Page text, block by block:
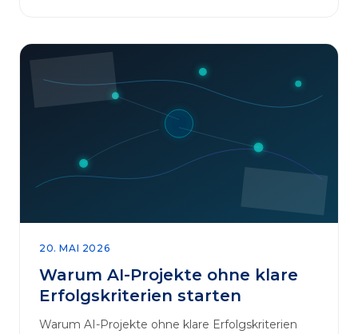
automatisieren oder sich Wettbewerbsvorteile zu
verschaffen. Oftmals liegt der Fokus dabei auf
praxisnahem Handeln: Erfahrungen sammeln,
Prototypen entwickeln und interne Skepsis
abbauen. Der zentrale Begriff dieses Beitrags ist
„Erfolgskriterien für AI-Projekte“. In [&hellip;]
20. MAI 2026
Warum AI-Projekte ohne klare
Erfolgskriterien starten
Warum AI-Projekte ohne klare Erfolgskriterien